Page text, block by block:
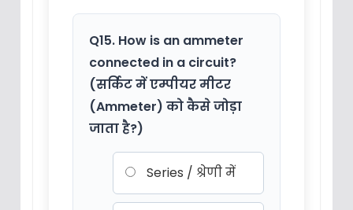
Q15. How is an ammeter
connected in a circuit?
(सर्किट में एम्पीयर मीटर
(Ammeter) को कैसे जोड़ा
जाता है?)
Series / श्रेणी में